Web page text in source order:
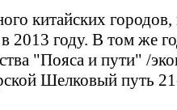
китайских
2013 году. В том же
"Пояса и пути" /
Шелковый путь